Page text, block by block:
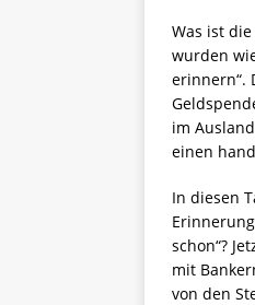
Was ist
wurden
erinnern“.
im
einen
In diesen
schon“?
mit
von den